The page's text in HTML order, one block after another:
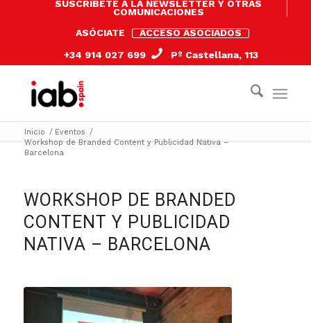
SUSCRÍBETE A LA NEWSLETTER Y OTRAS
COMUNICACIONES
ASÓCIATE
ACCESO ASOCIADOS
+34 914 027 699
Pº Castellana, 113
Inicio / Eventos /
Workshop de Branded Content y Publicidad Nativa –
Barcelona
WORKSHOP DE BRANDED
CONTENT Y PUBLICIDAD
NATIVA – BARCELONA